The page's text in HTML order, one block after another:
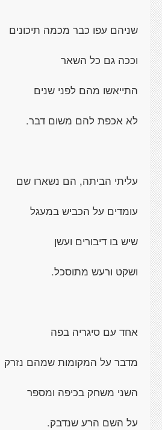
שניהם עפו כבר מכמה תיכונים
וככה גם כל השאר
התייאשו מהם לפני שנים
לא אכפת להם משום דבר.
עליתי הביתה, הם נשארו שם
עומדים על הכביש במעגל
שיש בו דיבורים ועשן
ושקט ורעש מתוסכל.
אחד עם סיגריה בפה
מדבר על המקומות שמהם נזרק
השני משחק בכיפה ומספר
על השם הרע שנדבק.